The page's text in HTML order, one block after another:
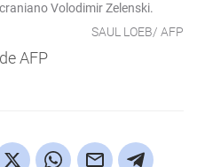
Volodimir Zelenski.
SAUL LOEB/ AFP
AFP